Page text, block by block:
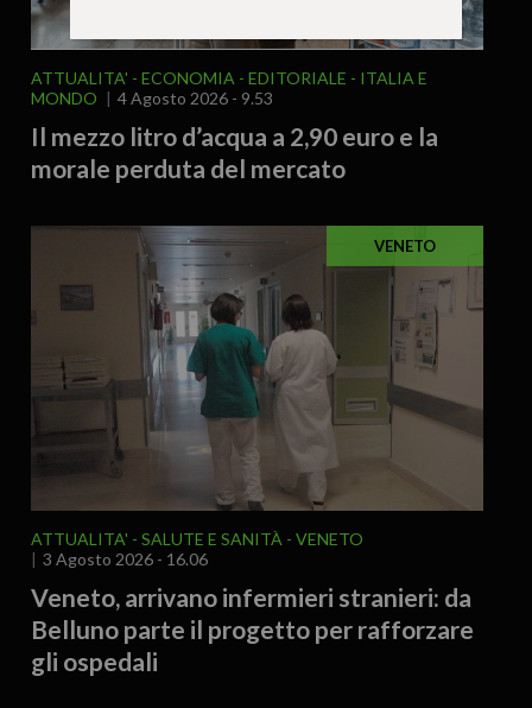
ATTUALITA' ECONOMIA EDITORIALE
ITALIA E
MONDO
4 Agosto 2026 - 9.53
Il mezzo litro d’acqua a 2,90 euro e la
morale perduta del mercato
VENETO
ATTUALITA' SALUTE E SANITÀ
VENETO
3 Agosto 2026 - 16.06
Veneto, arrivano infermieri stranieri: da
Belluno parte il progetto per rafforzare
gli ospedali